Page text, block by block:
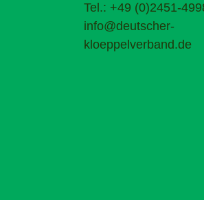
Tel.: +49 (0)2451-
info@deutscher-
kloeppelverband.de